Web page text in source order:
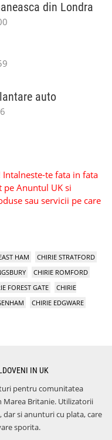
din Londra
auto
Intalneste-te fata in fata
Anuntul UK si
sau servicii pe care
HAM
CHIRIE STRATFORD
CHIRIE ROMFORD
FOREST GATE
CHIRIE
CHIRIE EDGWARE
IN UK
pentru comunitatea
Marea Britanie. Utilizatorii
si anunturi cu plata, care
sporita.